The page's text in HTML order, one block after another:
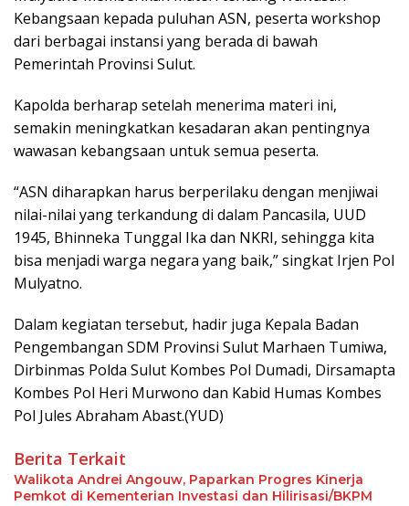
Kebangsaan kepada puluhan ASN, peserta workshop
dari berbagai instansi yang berada di bawah
Pemerintah Provinsi Sulut.
Kapolda berharap setelah menerima materi ini,
semakin meningkatkan kesadaran akan pentingnya
wawasan kebangsaan untuk semua peserta.
“ASN diharapkan harus berperilaku dengan menjiwai
nilai-nilai yang terkandung di dalam Pancasila, UUD
1945, Bhinneka Tunggal Ika dan NKRI, sehingga kita
bisa menjadi warga negara yang baik,” singkat Irjen Pol
Mulyatno.
Dalam kegiatan tersebut, hadir juga Kepala Badan
Pengembangan SDM Provinsi Sulut Marhaen Tumiwa,
Dirbinmas Polda Sulut Kombes Pol Dumadi, Dirsamapta
Kombes Pol Heri Murwono dan Kabid Humas Kombes
Pol Jules Abraham Abast.(YUD)
Berita Terkait
Walikota Andrei Angouw, Paparkan Progres Kinerja
Pemkot di Kementerian Investasi dan Hilirisasi/BKPM